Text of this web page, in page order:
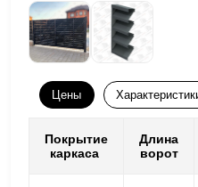
Цены
Покрытие
каркаса
Длина
ворот